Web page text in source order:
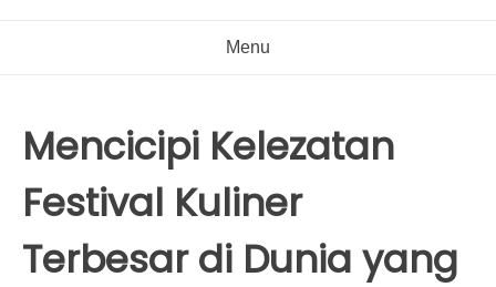
Menu
Mencicipi Kelezatan
Festival Kuliner
Terbesar di Dunia yang